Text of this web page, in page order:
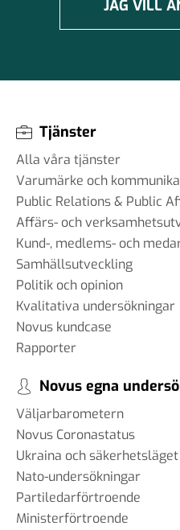
JAG VILL
Tjänster
Alla våra tjänster
Varumärke och
Public Relations & Public
Affärs- och
Kund-, medlems- och
Samhällsutveckling
Politik och opinion
Kvalitativa undersökningar
Novus kundcase
Rapporter
Novus egna
Väljarbarometern
Novus Coronastatus
Ukraina och säkerhetsläget
Nato-undersökningar
Partiledarförtroende
Ministerförtroende